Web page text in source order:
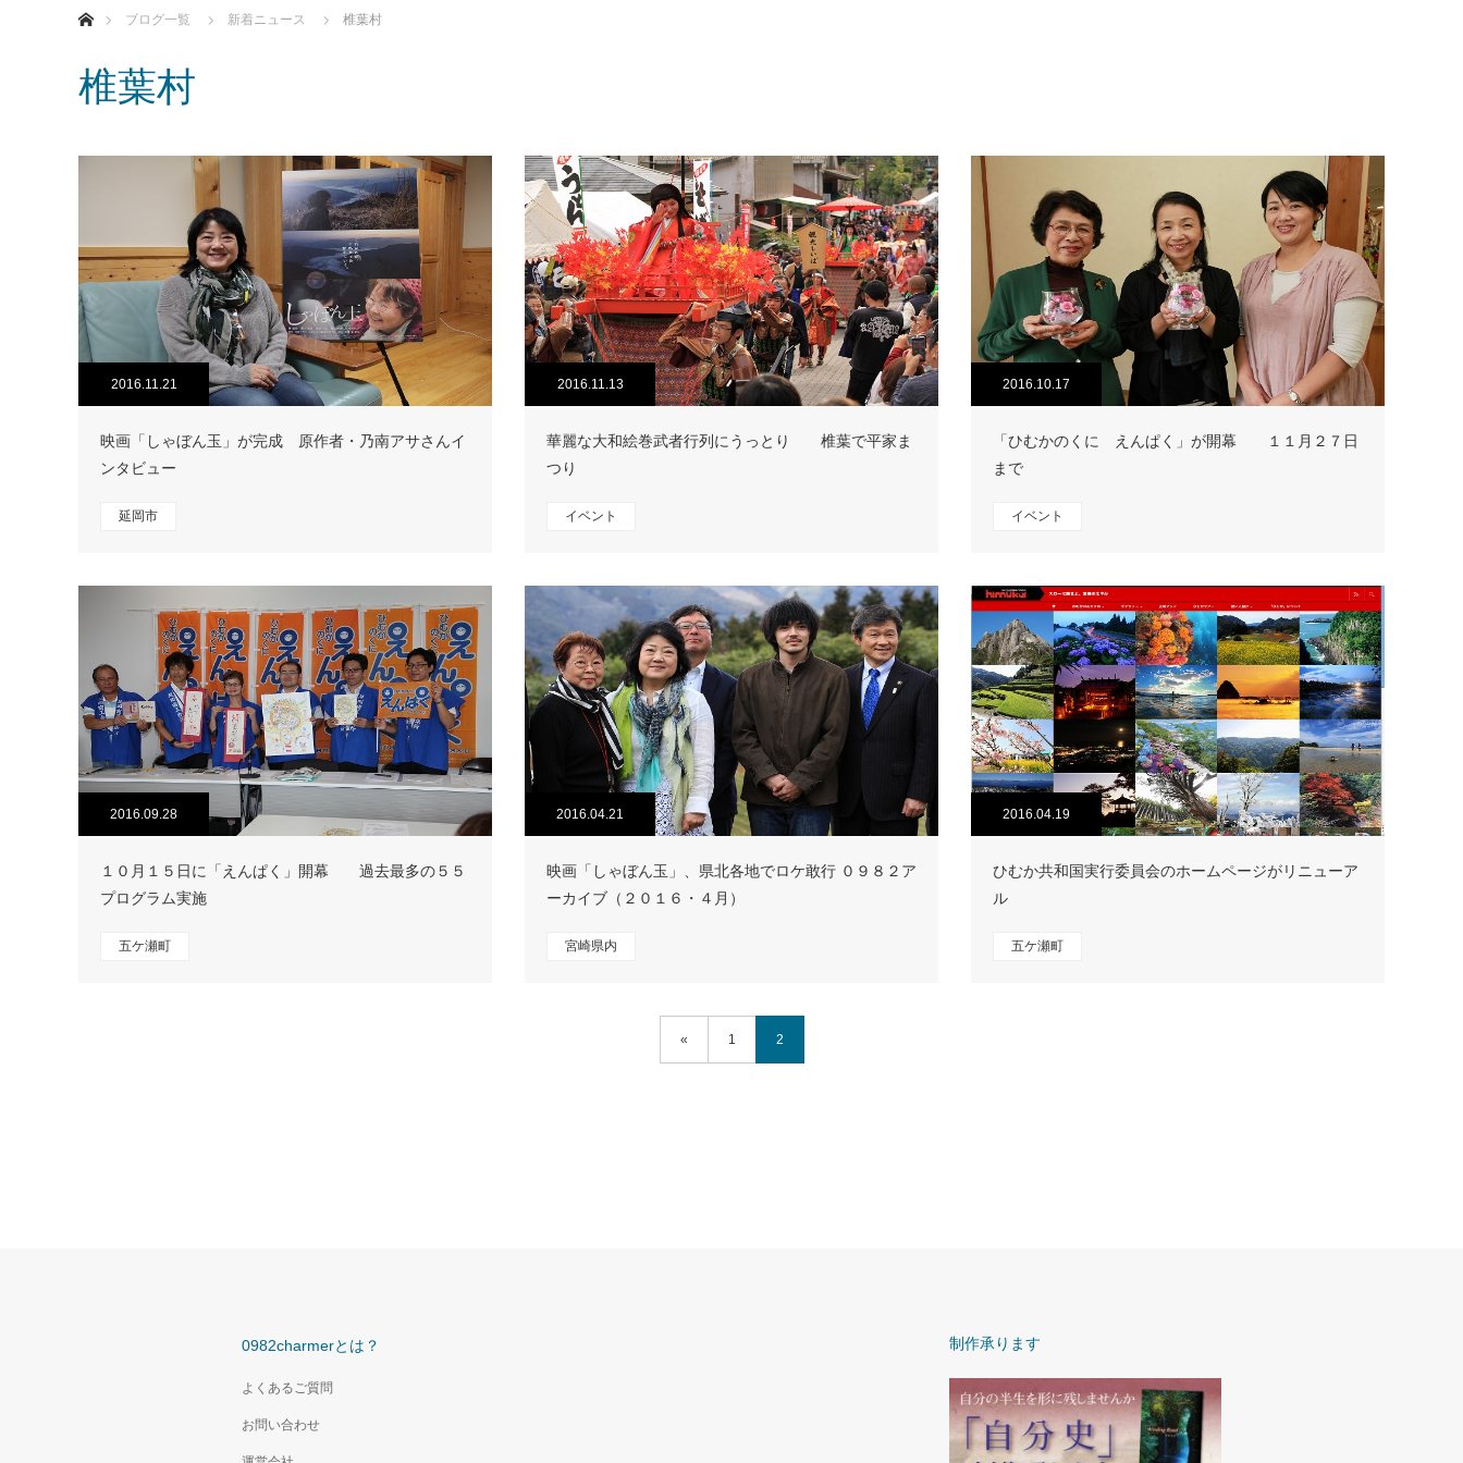
ブログ一覧
新着ニュース 椎葉村
椎葉村
2016.11.21
映画「しゃぼん玉」が完成 原作者・乃南アサさんイ
ンタビュー
延岡市
2016.11.13
華麗な大和絵巻武者行列にうっとり 椎葉で平家ま
つり
イベント
2016.10.17
「ひむかのくに えんぱく」が開幕 １１月２７日
まで
イベント
2016.09.28
１０月１５日に「えんぱく」開幕 過去最多の５５
プログラム実施
五ケ瀬町
2016.04.21
映画「しゃぼん玉」、県北各地でロケ敢行 ０９８２ア
ーカイブ（２０１６・４月）
宮崎県内
2016.04.19
ひむか共和国実行委員会のホームページがリニューア
ル
五ケ瀬町
« 1 2
0982charmerとは？
よくあるご質問
お問い合わせ
制作承ります